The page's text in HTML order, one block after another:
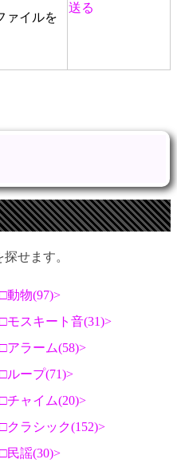
ァイルを
送る
せます。
動物(97)
モスキート音(31)
アラーム(58)
ループ(71)
チャイム(20)
クラシック(152)
民謡(30)